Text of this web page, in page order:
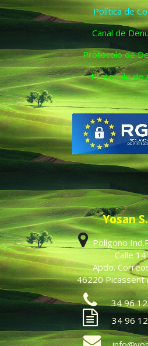
Política de
Canal de
Protocolo de
Protocolo de
Yosan
Polígono
Calle 14
Apdo.
46220 Picassent
34 96
34 96